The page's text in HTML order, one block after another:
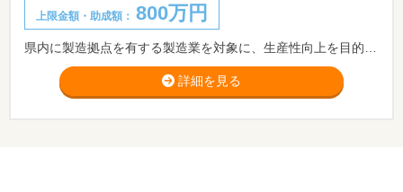
上限金額・助成額： 800万円
詳細を見る